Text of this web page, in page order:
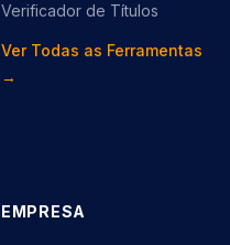
Verificador de Títulos
Ver Todas as Ferramentas
→
EMPRESA